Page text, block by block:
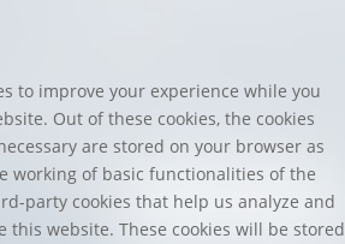
to improve your experience while you
Out of these cookies, the cookies
are stored on your browser as
working of basic functionalities of the
party cookies that help us analyze and
this website. These cookies will be stored